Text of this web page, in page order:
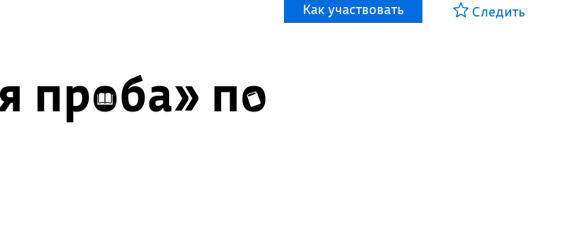
Как участвовать Следить
проба» по